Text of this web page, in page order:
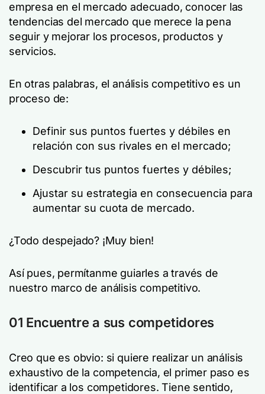
empresa en el mercado adecuado, conocer las
tendencias del mercado que merece la pena
seguir y mejorar los procesos, productos y
servicios.
En otras palabras, el análisis competitivo es un
proceso de:
Definir sus puntos fuertes y débiles en
relación con sus rivales en el mercado;
Descubrir tus puntos fuertes y débiles;
Ajustar su estrategia en consecuencia para
aumentar su cuota de mercado.
¿Todo despejado? ¡Muy bien!
Así pues, permítanme guiarles a través de
nuestro marco de análisis competitivo.
01 Encuentre a sus competidores
Creo que es obvio: si quiere realizar un análisis
exhaustivo de la competencia, el primer paso es
identificar a los competidores. Tiene sentido,